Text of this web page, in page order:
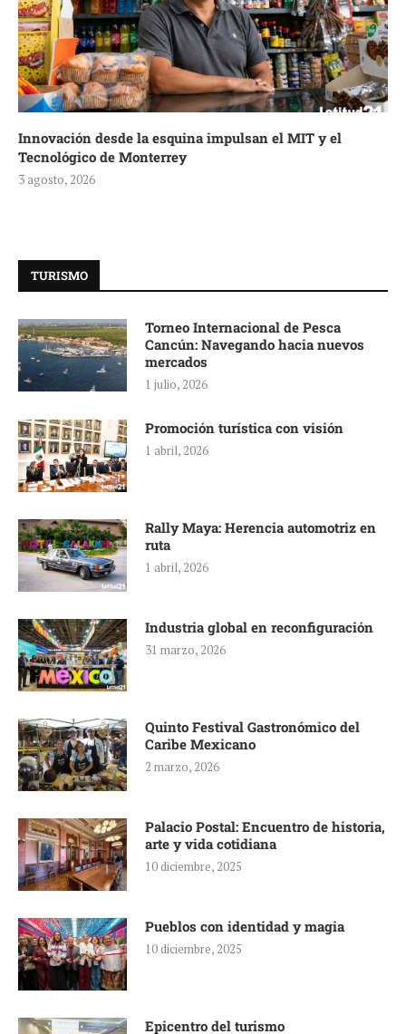
Innovación desde la esquina impulsan el MIT y el
Tecnológico de Monterrey
3 agosto, 2026
TURISMO
Torneo Internacional de Pesca
Cancún: Navegando hacia nuevos
mercados
1 julio, 2026
Promoción turística con visión
1 abril, 2026
Rally Maya: Herencia automotriz en
ruta
1 abril, 2026
Industria global en reconfiguración
31 marzo, 2026
Quinto Festival Gastronómico del
Caribe Mexicano
2 marzo, 2026
Palacio Postal: Encuentro de historia,
arte y vida cotidiana
10 diciembre, 2025
Pueblos con identidad y magia
10 diciembre, 2025
Epicentro del turismo